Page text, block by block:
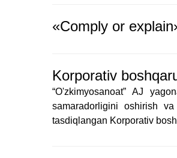
«Comply or
Korporativ
“O'zkimyosanoat” AJ
samaradorligini oshirish
tasdiqlangan Korporativ